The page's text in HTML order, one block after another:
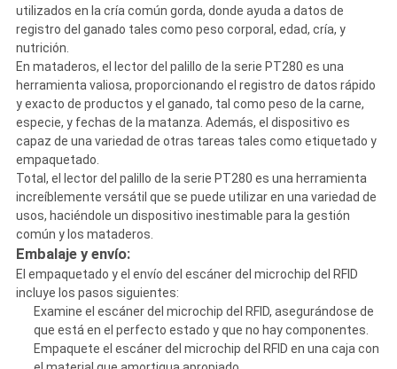
utilizados en la cría común gorda, donde ayuda a datos de
registro del ganado tales como peso corporal, edad, cría, y
nutrición.
En mataderos, el lector del palillo de la serie PT280 es una
herramienta valiosa, proporcionando el registro de datos rápido
y exacto de productos y el ganado, tal como peso de la carne,
especie, y fechas de la matanza. Además, el dispositivo es
capaz de una variedad de otras tareas tales como etiquetado y
empaquetado.
Total, el lector del palillo de la serie PT280 es una herramienta
increíblemente versátil que se puede utilizar en una variedad de
usos, haciéndole un dispositivo inestimable para la gestión
común y los mataderos.
Embalaje y envío:
El empaquetado y el envío del escáner del microchip del RFID
incluye los pasos siguientes:
Examine el escáner del microchip del RFID, asegurándose de
que está en el perfecto estado y que no hay componentes.
Empaquete el escáner del microchip del RFID en una caja con